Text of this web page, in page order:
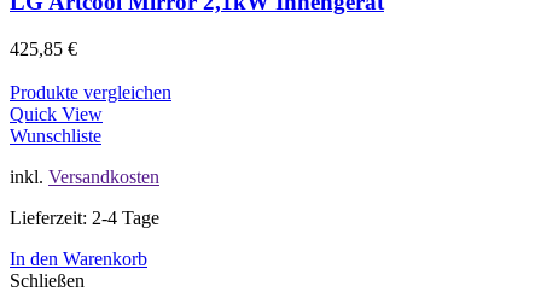
425,85 €
Produkte vergleichen
Quick View
Wunschliste
inkl. Versandkosten
Lieferzeit: 2-4 Tage
In den Warenkorb
Schließen